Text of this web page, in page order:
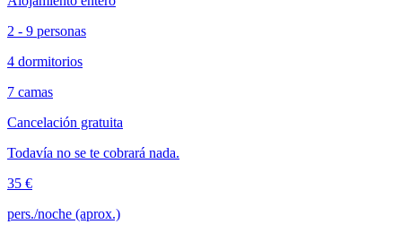
2 - 9 personas
4 dormitorios
7 camas
Cancelación gratuita
Todavía no se te cobrará nada.
35 €
pers./noche (aprox.)